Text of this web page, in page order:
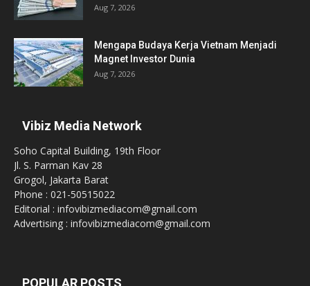
Aug 7, 2026
Mengapa Budaya Kerja Vietnam Menjadi
Magnet Investor Dunia
Aug 7, 2026
Vibiz Media Network
Soho Capital Building, 19th Floor
Jl. S. Parman Kav 28
Grogol, Jakarta Barat
Phone : 021-50515022
Editorial : infovibizmediacom@gmail.com
Advertising : infovibizmediacom@gmail.com
POPULAR POSTS